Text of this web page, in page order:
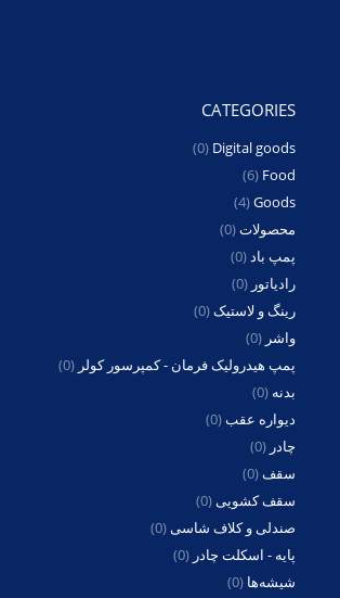
CATEGORIES
Digital goods
(0)
Food
(6)
Goods
(4)
محصولات(0)
پمپ باد(0)
رادیاتور (0)
رینگ و لاستیک(0)
واشر (0)
پمپ هیدرولیک فرمان - کمپرسور کولر (0)
بدنه (0)
دیواره عقب(0)
چادر (0)
سقف(0)
سقف کشویی(0)
صندلی و کلاف شاسی(0)
پایه - اسکلت چادر (0)
شیشه‌ها (0)